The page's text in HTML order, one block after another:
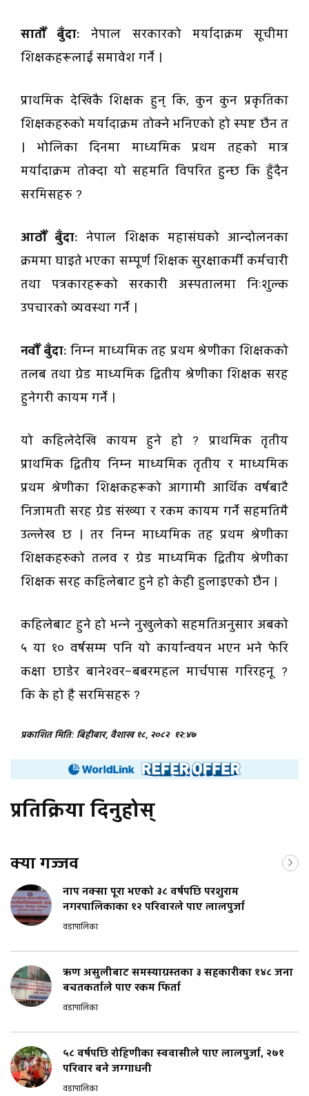
सातौँ बुँदाः नेपाल सरकारको मर्यादाक्रम सूचीमा
शिक्षकहरूलाई समावेश गर्ने ।
प्राथमिक देखिकै शिक्षक हुन् कि, कुन कुन प्रकृतिका
शिक्षकहरुको मर्यादाक्रम तोक्ने भनिएको हो स्पष्ट छैन त
। भोलिका दिनमा माध्यमिक प्रथम तहको मात्र
मर्यादाक्रम तोक्दा यो सहमति विपरित हुन्छ कि हुँदैन
सरमिसहरु ?
आठौँ बुँदाः नेपाल शिक्षक महासंघको आन्दोलनका
क्रममा घाइते भएका सम्पूर्ण शिक्षक सुरक्षाकर्मी कर्मचारी
तथा पत्रकारहरूको सरकारी अस्पतालमा निःशुल्क
उपचारको व्यवस्था गर्ने ।
नवौँ बुँदाः निम्न माध्यमिक तह प्रथम श्रेणीका शिक्षकको
तलब तथा ग्रेड माध्यमिक द्वितीय श्रेणीका शिक्षक सरह
हुनेगरी कायम गर्ने ।
यो कहिलेदेखि कायम हुने हो ? प्राथमिक तृतीय
प्राथमिक द्वितीय निम्न माध्यमिक तृतीय र माध्यमिक
प्रथम श्रेणीका शिक्षकहरूको आगामी आर्थिक वर्षबाटै
निजामती सरह ग्रेड संख्या र रकम कायम गर्ने सहमतिमै
उल्लेख छ । तर निम्न माध्यमिक तह प्रथम श्रेणीका
शिक्षकहरुको तलव र ग्रेड माध्यमिक द्वितीय श्रेणीका
शिक्षक सरह कहिलेबाट हुने हो केही हुलाइएको छैन ।
कहिलेबाट हुने हो भन्ने नुखुलेको सहमतिअनुसार अबको
५ या १० वर्षसम्म पनि यो कार्यान्वयन भएन भने फेरि
कक्षा छाडेर बानेश्वर–बबरमहल मार्चपास गरिरहनू ?
कि के हो है सरमिसहरु ?
प्रकाशित मिति: बिहीबार, वैशाख १८, २०८२ १२:४७
प्रतिक्रिया दिनुहोस्
क्या गज्जव
नाप नक्सा पूरा भएको ३८ वर्षपछि परशुराम
नगरपालिकाका १२ परिवारले पाए लालपुर्जा
वडापालिका
ऋण असुलीबाट समस्याग्रस्तका ३ सहकारीका १४८ जना
बचतकर्ताले पाए रकम फिर्ता
वडापालिका
५८ वर्षपछि रोहिणीका स्ववासीले पाए लालपुर्जा, २७१
परिवार बने जग्गाधनी
वडापालिका